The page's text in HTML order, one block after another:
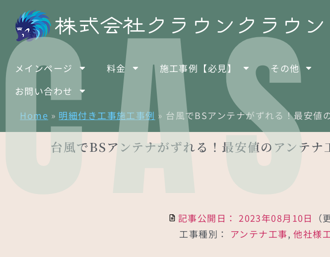
メインページ 料金 施工事例【必見】
その他
お問い合わせ
Home » 明細付き工事施工事例 » 台風でBSアンテナがずれる！最安値
台風でBSアンテナがずれる！最安値のアンテ
記事公開日： 2023年08月10日
工事種別：
アンテナ工事,他社様